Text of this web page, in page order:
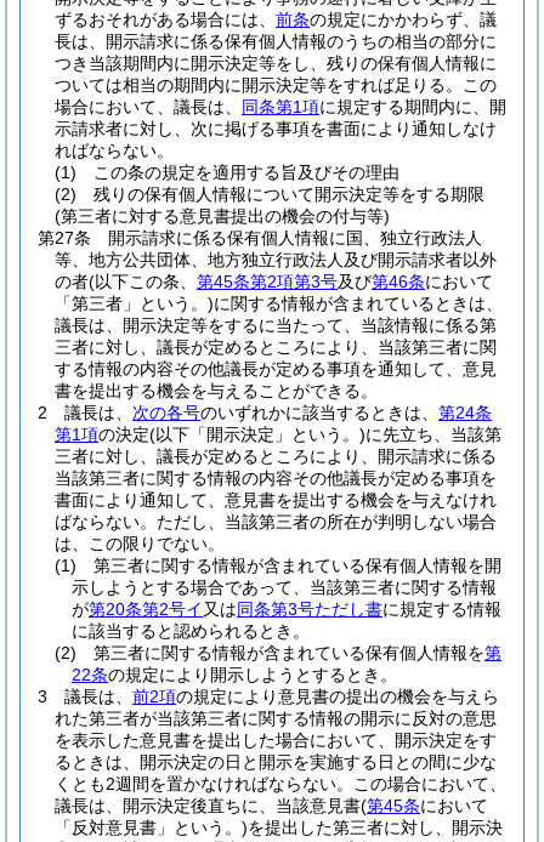
ずるおそれがある場合には、 前条の規定にかかわらず、議
長は、開示請求に係る保有個人情報のうちの相当の部分に
つき当該期間内に開示決定等をし、残りの保有個人情報に
ついては相当の期間内に開示決定等をすれば足りる。
この
場合において、議長は、 同条第1項に規定する期間内に、開
示請求者に対し、次に掲げる事項を書面により通知しなけ
ればならない。
(1)
この条の規定を適用する旨及びその理由
(2)
残りの保有個人情報について開示決定等をする期限
(第三者に対する意見書提出の機会の付与等)
第27条
開示請求に係る保有個人情報に国、独立行政法人
等、地方公共団体、地方独立行政法人及び開示請求者以外
の者(以下この条、 第45条第2項第3号及び第46条において
「第三者」という。)に関する情報が含まれているときは、
議長は、開示決定等をするに当たって、当該情報に係る第
三者に対し、議長が定めるところにより、当該第三者に関
する情報の内容その他議長が定める事項を通知して、意見
書を提出する機会を与えることができる。
2
議長は、 次の各号のいずれかに該当するときは、 第24条
第1項の決定(以下「開示決定」という。)に先立ち、当該第
三者に対し、議長が定めるところにより、開示請求に係る
当該第三者に関する情報の内容その他議長が定める事項を
書面により通知して、意見書を提出する機会を与えなけれ
ばならない。 ただし、当該第三者の所在が判明しない場合
は、この限りでない。
(1)
第三者に関する情報が含まれている保有個人情報を開
示しようとする場合であって、当該第三者に関する情報
が第20条第2号イ 又は同条第3号ただし書に規定する情報
に該当すると認められるとき。
(2)
第三者に関する情報が含まれている保有個人情報を第
22条の規定により開示しようとするとき。
3
議長は、 前2項の規定により意見書の提出の機会を与えら
れた第三者が当該第三者に関する情報の開示に反対の意思
を表示した意見書を提出した場合において、開示決定をす
るときは、開示決定の日と開示を実施する日との間に少な
くとも2週間を置かなければならない。
この場合において、
議長は、開示決定後直ちに、当該意見書(第45条において
「反対意見書」という。)を提出した第三者に対し、開示決